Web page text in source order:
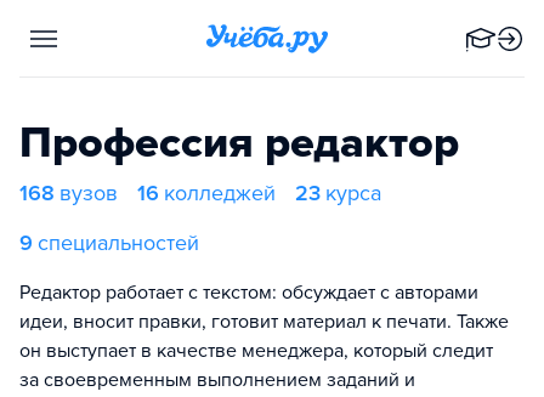
Профессия редактор
168 вузов 16 колледжей 23 курса
9 специальностей
Редактор работает с текстом: обсуждает с авторами
идеи, вносит правки, готовит материал к печати. Также
он выступает в качестве менеджера, который следит
за своевременным выполнением заданий и